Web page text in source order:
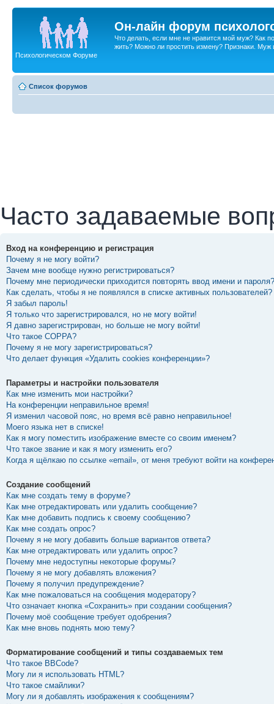
Он-лайн форум
Что делать, если мне не нравится мой муж? Как
жить? Можно ли простить измену? Признаки. Муж
Психологическом Форуме
Список форумов
Часто задаваемые
Вход на конференцию и регистрация
Почему я не могу войти?
Зачем мне вообще нужно регистрироваться?
Почему мне периодически приходится повторять ввод имени и пароля?
Как сделать, чтобы я не появлялся в списке активных пользователей?
Я забыл пароль!
Я только что зарегистрировался, но не могу войти!
Я давно зарегистрирован, но больше не могу войти!
Что такое COPPA?
Почему я не могу зарегистрироваться?
Что делает функция «Удалить cookies конференции»?
Параметры и настройки пользователя
Как мне изменить мои настройки?
На конференции неправильное время!
Я изменил часовой пояс, но время всё равно неправильное!
Моего языка нет в списке!
Как я могу поместить изображение вместе со своим именем?
Что такое звание и как я могу изменить его?
Когда я щёлкаю по ссылке «email», от меня требуют войти на
Создание сообщений
Как мне создать тему в форуме?
Как мне отредактировать или удалить сообщение?
Как мне добавить подпись к своему сообщению?
Как мне создать опрос?
Почему я не могу добавить больше вариантов ответа?
Как мне отредактировать или удалить опрос?
Почему мне недоступны некоторые форумы?
Почему я не могу добавлять вложения?
Почему я получил предупреждение?
Как мне пожаловаться на сообщения модератору?
Что означает кнопка «Сохранить» при создании сообщения?
Почему моё сообщение требует одобрения?
Как мне вновь поднять мою тему?
Форматирование сообщений и типы создаваемых тем
Что такое BBCode?
Могу ли я использовать HTML?
Что такое смайлики?
Могу ли я добавлять изображения к сообщениям?